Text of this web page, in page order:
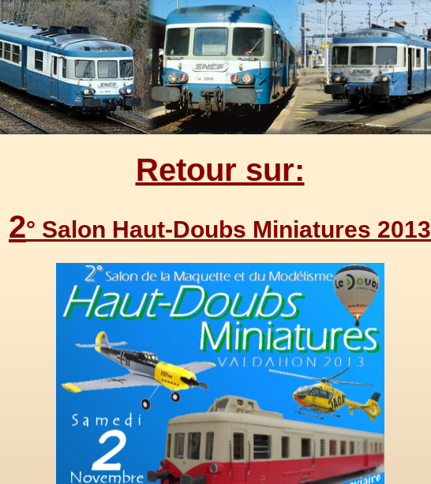
Retour sur:
2° Salon Haut-Doubs Miniatures 2013